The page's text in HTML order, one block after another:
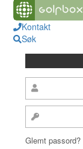
Kontakt
Søk
Glemt passord?